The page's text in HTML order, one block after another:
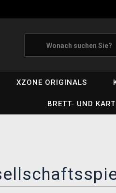
XZONE ORIGINALS
BRETT- UND